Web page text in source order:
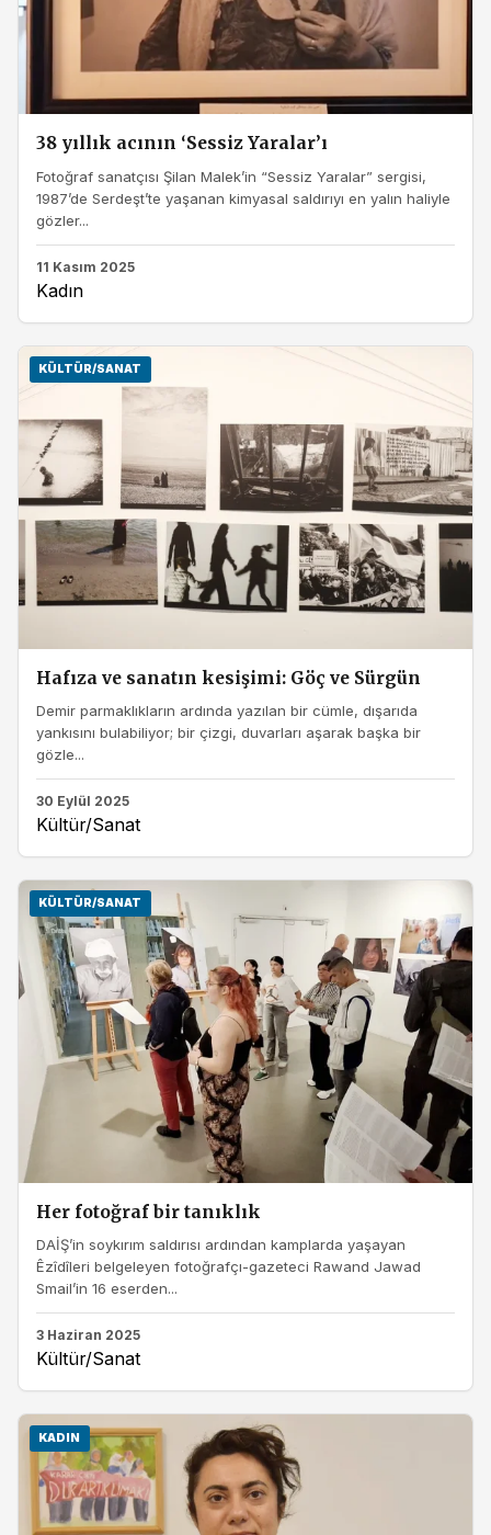
38 yıllık acının ‘Sessiz Yaralar’ı
Fotoğraf sanatçısı Şilan Malek’in “Sessiz Yaralar” sergisi,
1987’de Serdeşt’te yaşanan kimyasal saldırıyı en yalın haliyle
gözler...
11 Kasım 2025
Kadın
KÜLTÜR/SANAT
Hafıza ve sanatın kesişimi: Göç ve Sürgün
Demir parmaklıkların ardında yazılan bir cümle, dışarıda
yankısını bulabiliyor; bir çizgi, duvarları aşarak başka bir
gözle...
30 Eylül 2025
Kültür/Sanat
KÜLTÜR/SANAT
Her fotoğraf bir tanıklık
DAİŞ’in soykırım saldırısı ardından kamplarda yaşayan
Êzîdîleri belgeleyen fotoğrafçı-gazeteci Rawand Jawad
Smail’in 16 eserden...
3 Haziran 2025
Kültür/Sanat
KADIN